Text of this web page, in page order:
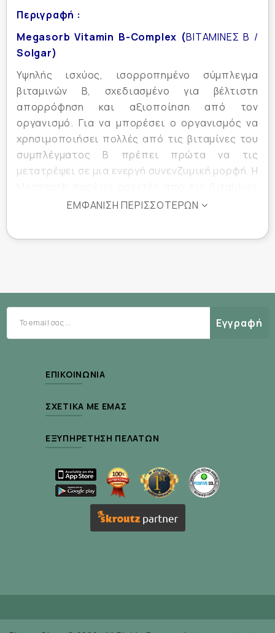
Περιγραφή :
Megasorb Vitamin B-Complex (ΒΙΤΑΜΙΝΕΣ B /
Solgar)
Υψηλής ισχύος, ισορροπημένο σύμπλεγμα
βιταμινών Β, σχεδιασμένο για βέλτιστη
απορρόφηση και αξιοποίηση από τον
οργανισμό. Για να μπορέσει ο οργανισμός να
χρησιμοποιήσει πολλές από τις βιταμίνες του
συμπλέγματος Β πρέπει πρώτα να τις
μετατρέψει σε μια ενεργή συνενζυμική μορφή. Η
του συμπλέγματος Β σε συνενζυμική μορφή.
ημερησίως, κατά προτίμηση με τα γεύματα.
ΕΜΦΆΝΙΣΗ ΠΕΡΙΣΣΌΤΕΡΩΝ
Εγγραφή
ΕΠΙΚΟΙΝΩΝΊΑ
ΣΧΕΤΙΚΆ ΜΕ ΕΜΆΣ
ΕΞΥΠΗΡΈΤΗΣΗ ΠΕΛΑΤΏΝ